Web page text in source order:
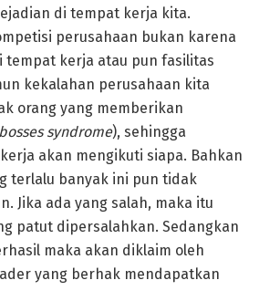
di tempat kerja kita.
perusahaan bukan karena
tempat kerja atau pun fasilitas
kekalahan perusahaan kita
orang yang memberikan
syndrome), sehingga
akan mengikuti siapa. Bahkan
terlalu banyak ini pun tidak
Jika ada yang salah, maka itu
patut dipersalahkan. Sedangkan
maka akan diklaim oleh
yang berhak mendapatkan